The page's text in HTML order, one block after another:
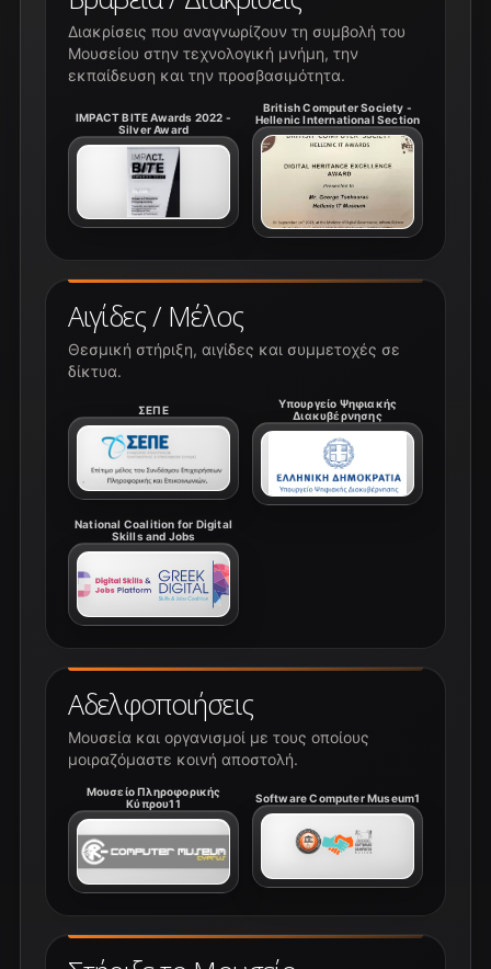
Αδελφοποιήσεις
Μουσεία και οργανισμοί με τους οποίους
μοιραζόμαστε κοινή αποστολή.
Μουσείο Πληροφορικής
Κύπρου11
Software Computer Museum1
Αιγίδες / Μέλος
Θεσμική στήριξη, αιγίδες και συμμετοχές σε
δίκτυα.
ΣΕΠΕ
Υπουργείο Ψηφιακής
Διακυβέρνησης
National Coalition for Digital
Skills and Jobs
Διακρίσεις που αναγνωρίζουν τη συμβολή του
Μουσείου στην τεχνολογική μνήμη, την
εκπαίδευση και την προσβασιμότητα.
IMPACT BITE Awards 2022 -
Silver Award
British Computer Society -
Hellenic International Section